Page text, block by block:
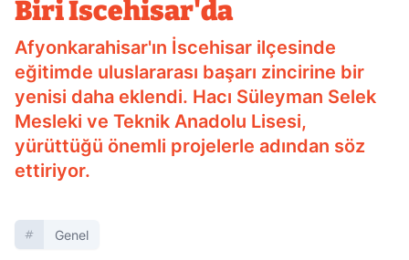
Biri İscehisar'da
Afyonkarahisar'ın İscehisar ilçesinde
eğitimde uluslararası başarı zincirine bir
yenisi daha eklendi. Hacı Süleyman Selek
Mesleki ve Teknik Anadolu Lisesi,
yürüttüğü önemli projelerle adından söz
ettiriyor.
Genel